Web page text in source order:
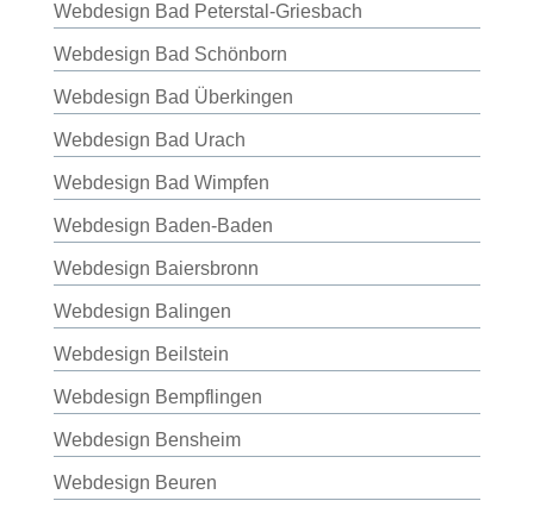
Webdesign Bad Peterstal-Griesbach
Webdesign Bad Schönborn
Webdesign Bad Überkingen
Webdesign Bad Urach
Webdesign Bad Wimpfen
Webdesign Baden-Baden
Webdesign Baiersbronn
Webdesign Balingen
Webdesign Beilstein
Webdesign Bempflingen
Webdesign Bensheim
Webdesign Beuren